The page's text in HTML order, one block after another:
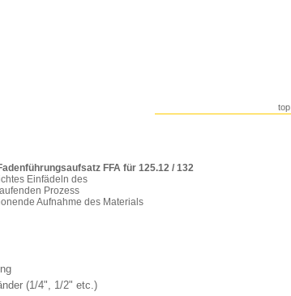
top
FFA für 125.12 / 132
Einfädeln des
Prozess
Aufnahme des Materials
(1/4", 1/2" etc.)